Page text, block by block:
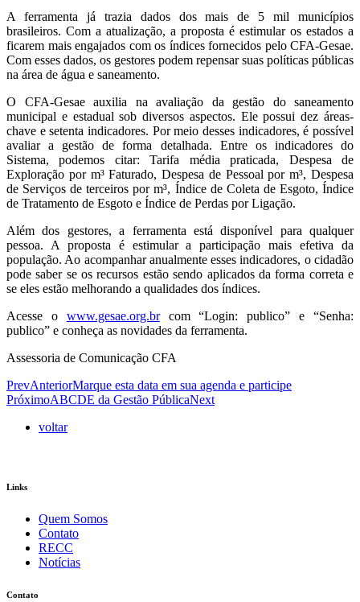
A ferramenta já trazia dados dos mais de 5 mil municípios
brasileiros. Com a atualização, a proposta é estimular os estados a
ficarem mais engajados com os índices fornecidos pelo CFA-Gesae.
Com esses dados, os gestores podem repensar suas políticas públicas
na área de água e saneamento.
O CFA-Gesae auxilia na avaliação da gestão do saneamento
municipal e estadual sob diversos aspectos. Ele possui dez áreas-
chave e setenta indicadores. Por meio desses indicadores, é possível
avaliar a gestão de forma detalhada. Entre os indicadores do
Sistema, podemos citar: Tarifa média praticada, Despesa de
Exploração por m³ Faturado, Despesa de Pessoal por m³, Despesa
de Serviços de terceiros por m³, Índice de Coleta de Esgoto, Índice
de Tratamento de Esgoto e Índice de Perdas por Ligação.
Além dos gestores, a ferramenta está disponível para qualquer
pessoa. A proposta é estimular a participação mais efetiva da
população. Ao acompanhar anualmente esses indicadores, o cidadão
pode saber se os recursos estão sendo aplicados da forma correta e
se eles estão melhorando a qualidades dos índices.
Acesse o www.gesae.org.brcom “Login: publico” e “Senha:
publico” e conheça as novidades da ferramenta.
Assessoria de Comunicação CFA
PrevAnteriorMarque esta data em sua agenda e participe
PróximoABCDE da Gestão PúblicaNext
voltar
Links
Quem Somos
Contato
RECC
Notícias
Contato